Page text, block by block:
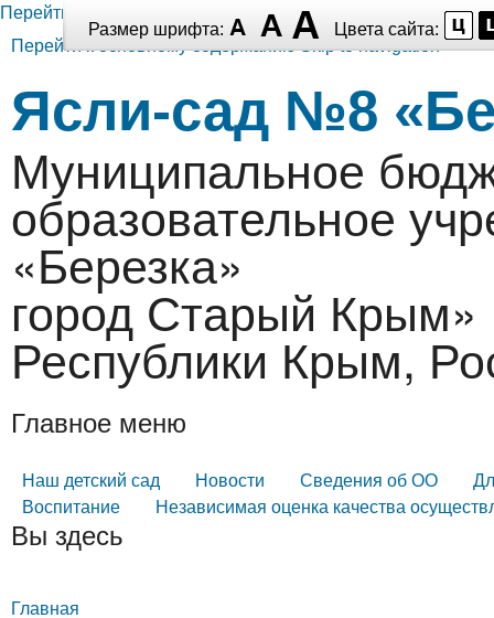
Перейти к основному содержанию
Размер шрифта:
Цвета сайта:
Перейти к основному содержанию Skip to navigation
Ясли-сад №8
Муниципальное
образовательное
«Березка»
город Старый Крым»
Республики Крым,
Главное меню
Наш детский сад Новости Сведения об ОО
Воспитание
Независимая оценка качества
Вы здесь
Главная